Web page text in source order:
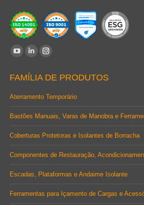
Encontre-nos em:
opens
in
window
Linkedin
opens
in
window
Instagram
opens
in
window
FAMÍLIA DE PRODUTOS
Aterramento Temporário
Bastões Manuais, Varas de Manobra e
Coberturas Protetoras e Isolantes de Borracha
Componentes de Restauração,
Escadas, Plataformas e Andaime Isolante
Ferramentas para Içamento de Cargas e